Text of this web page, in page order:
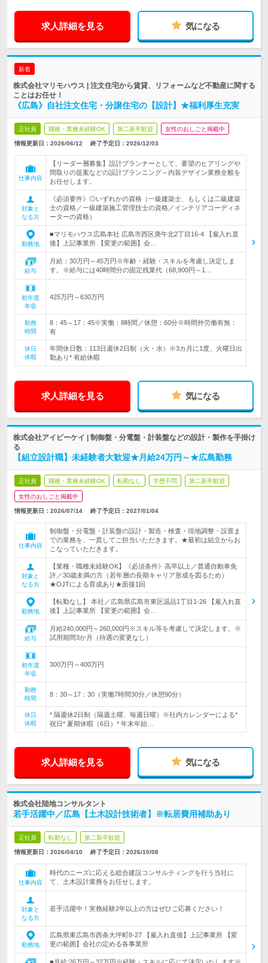
求人詳細を見る 気になる
新着
株式会社マリモハウス | 注文住宅から賃貸、リフォームなど不動産に関する
ことはお任せ！
《広島》自社注文住宅・分譲住宅の【設計】★福利厚生充実
正社員 職種・業種未経験OK 第二新卒歓迎 女性のおしごと掲載中
情報更新日：2026/06/12 終了予定日： 2026/12/03
仕事内容
【リーダー層募集】設計プランナーとして、要望のヒアリングや
間取りの提案などの設計プランニング～内装デザイン業務全般を
お任せします。
対象と
なる方
《必須要件》◎いずれかの資格（一級建築士、もしくは二級建築
士の資格／一級建築施工管理技士の資格／インテリアコーディネ
ーターの資格）
勤務地
■マリモハウス広島本社 広島市西区庚午北2丁目16-4 【雇入れ直
後】上記事業所 【変更の範囲】会…
給与
月給：30万円～45万円※年齢・経験・スキルを考慮し決定しま
す。※給与には40時間分の固定残業代（68,900円～1…
初年度
年収
425万円～630万円
勤務
時間
8：45～17：45※実働：8時間／休憩：60分※時間外労働有無：
有
休日
休暇
年間休日数：113日週休2日制（火・水）※3カ月に1度、火曜日出
勤あり* 有給休暇
求人詳細を見る 気になる
株式会社アイビーケイ | 制御盤・分電盤・計装盤などの設計・製作を手掛け
る
【組立設計職】未経験者大歓迎★月給24万円～★広島勤務
正社員 職種・業種未経験OK 転勤なし 学歴不問 第二新卒歓迎
女性のおしごと掲載中
情報更新日：2026/07/14 終了予定日： 2027/01/04
仕事内容
制御盤・分電盤・計装盤の設計・製造・検査・現地調整・設置ま
での業務を、一貫してご担当いただきます。★最初は組立からお
こなっていただきます。
対象と
なる方
【業種・職種未経験OK】《必須条件》高卒以上／普通自動車免
許／30歳未満の方（若年層の長期キャリア形成を図るため）
★OJTによる育成あり★面接1回
勤務地
【転勤なし】 本社／広島県広島市東区温品1丁目1-26 【雇入れ直
後】上記事業所 【変更の範囲】会…
給与
月給240,000円～260,000円※スキル等を考慮して決定します。※
試用期間3か月（待遇の変更なし）
初年度
年収
300万円～400万円
勤務
時間
8：30～17：30（実働7時間30分／休憩90分）
休日
休暇
* 隔週休2日制（隔週土曜、毎週日曜）※社内カレンダーによる*
祝日* 夏期休暇（6日）* 年末年始…
求人詳細を見る 気になる
株式会社陸地コンサルタント
若手活躍中／広島【土木設計技術者】※転居費用補助あり
正社員 転勤なし 第二新卒歓迎
情報更新日：2026/04/10 終了予定日： 2026/10/08
仕事内容
時代のニーズに応える総合建設コンサルティングを行う当社に
て、土木設計業務をお任せします。
対象と
なる方
若手活躍中！実務経験2年以上の方はぜひご応募ください！
勤務地
広島県東広島市西条大坪町8-27 【雇入れ直後】上記事業所 【変
更の範囲】会社の定める各事業所